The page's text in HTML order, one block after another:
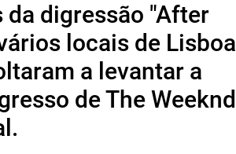
digressão "After
locais de Lisboa
a levantar a
de The Weeknd